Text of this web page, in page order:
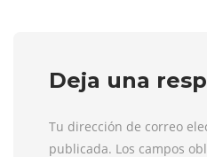
Deja una
Tu dirección de correo
publicada. Los campos